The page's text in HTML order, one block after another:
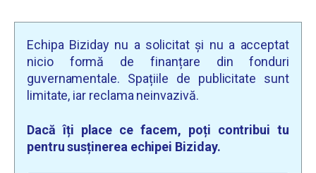
Echipa Biziday nu a solicitat și nu a acceptat
nicio formă de finanțare din fonduri
guvernamentale. Spațiile de publicitate sunt
limitate, iar reclama neinvazivă.
Dacă îți place ce facem, poți contribui tu
pentru susținerea echipei Biziday.